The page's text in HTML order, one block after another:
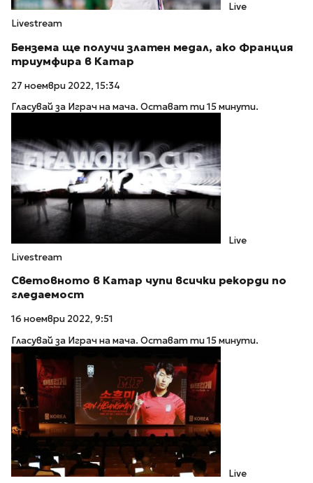
Live
Livestream
Бензема ще получи златен медал, ако Франция
триумфира в Катар
27 ноември 2022, 15:34
Гласувай за Играч на мача. Остават ти 15 минути.
Live
Livestream
Световното в Катар чупи всички рекорди по
гледаемост
16 ноември 2022, 9:51
Гласувай за Играч на мача. Остават ти 15 минути.
Live